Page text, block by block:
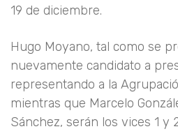
19 de diciembre.
Hugo Moyano, tal como se
nuevamente candidato a
representando a la
mientras que Marcelo
Sánchez, serán los vices 1 y